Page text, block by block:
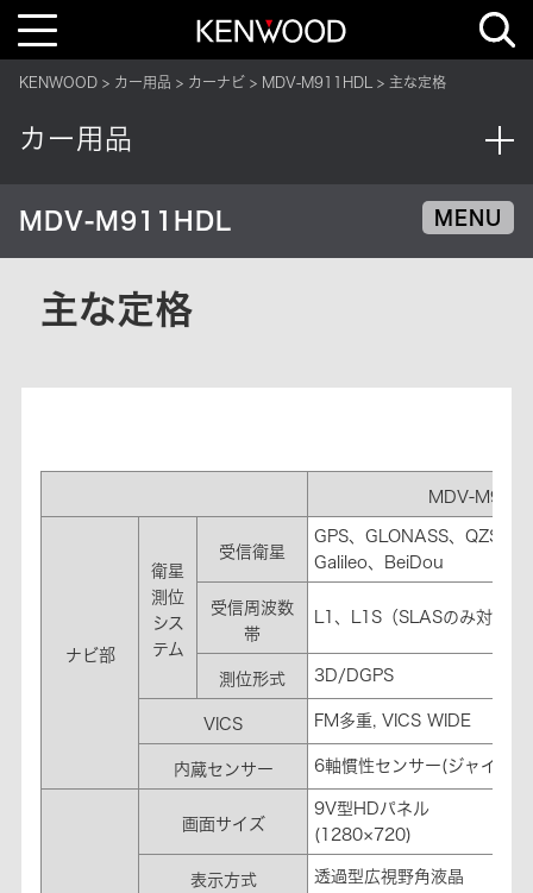
T
l
a
v
t
o
KENWOOD カー用品 カーナビ MDV-M911HDL 主な定格
カー用品
MDV-M911HDL MENU
主な定格
MDV-
ナビ部
衛星
測位
シス
テム
受信衛星
GPS、GLONASS、QZSS（
Galileo、BeiDou
受信周波数
帯
L1、L1S（SLASのみ対応）
測位形式 3D/DGPS
VICS FM多重, VICS WIDE
内蔵センサー 6軸慣性センサー(ジャイロ
画面サイズ
9V型HDパネル
(1280×720)
表示方式 透過型広視野角液晶